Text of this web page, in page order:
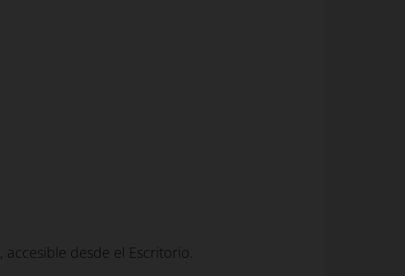
, accesible desde el Escritorio.